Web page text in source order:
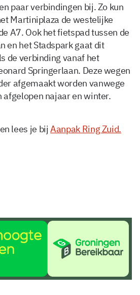
paar verbindingen bij. Zo kun
Martiniplaza de westelijke
A7. Ook het fietspad tussen de
en het Stadspark gaat dit
de verbinding vanaf het
Springerlaan. Deze wegen
afgemaakt worden vanwege
afgelopen najaar en winter.
lees je bijAanpak Ring Zuid.